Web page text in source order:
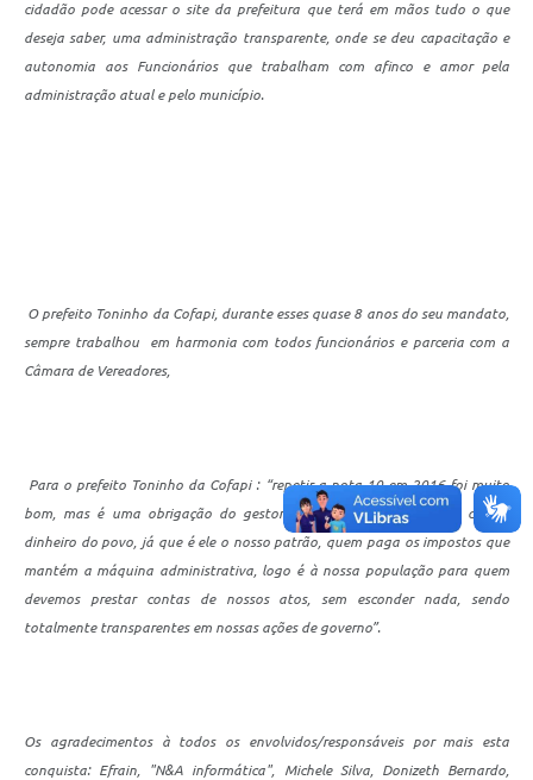
cidadão pode acessar o site da prefeitura que terá em mãos tudo o que
deseja saber, uma administração transparente, onde se deu capacitação e
autonomia aos Funcionários que trabalham com afinco e amor pela
administração atual e pelo município.
O prefeito Toninho da Cofapi, durante esses quase 8 anos do seu mandato,
sempre trabalhou em harmonia com todos funcionários e parceria com a
Câmara de Vereadores,
Para o prefeito Toninho da Cofapi : “repetir a nota 10 em 2016 foi muito
bom, mas é uma obrigação do gestor público ser transparente com o
dinheiro do povo, já que é ele o nosso patrão, quem paga os impostos que
mantém a máquina administrativa, logo é à nossa população para quem
devemos prestar contas de nossos atos, sem esconder nada, sendo
totalmente transparentes em nossas ações de governo”.
Os agradecimentos à todos os envolvidos/responsáveis por mais esta
conquista: Efrain, "N&A informática", Michele Silva, Donizeth Bernardo,